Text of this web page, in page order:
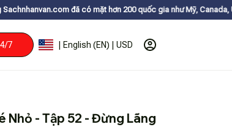
đã có mặt hơn 200 quốc gia như Mỹ, Canada, Úc, Nhật, Hàn, và
7 | English (EN) | USD
Nhỏ - Tập 52 - Đừng Lãng